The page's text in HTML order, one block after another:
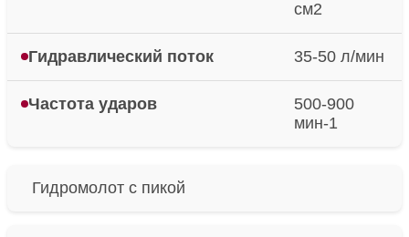
см2
Гидравлический поток 35-50 л/мин
Частота ударов
500-900
мин-1
Гидромолот с пикой